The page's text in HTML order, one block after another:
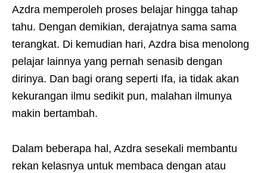
Azdra memperoleh proses belajar hingga tahap
tahu. Dengan demikian, derajatnya sama sama
terangkat. Di kemudian hari, Azdra bisa menolong
pelajar lainnya yang pernah senasib dengan
dirinya. Dan bagi orang seperti Ifa, ia tidak akan
kekurangan ilmu sedikit pun, malahan ilmunya
makin bertambah.
Dalam beberapa hal, Azdra sesekali membantu
rekan kelasnya untuk membaca dengan atau